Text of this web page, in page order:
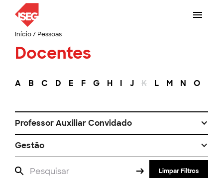
Início/ Pessoas
Docentes
A B C D E F G H I J K L M N O
Professor Auxiliar Convidado
Gestão
Limpar Filtros